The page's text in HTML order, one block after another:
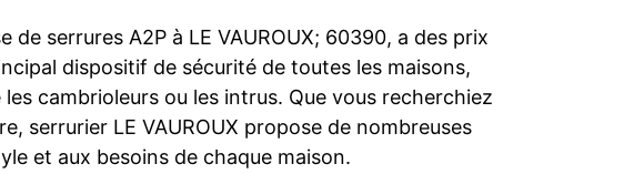
de serrures A2P à LE VAUROUX; 60390, a des prix
dispositif de sécurité de toutes les maisons,
cambrioleurs ou les intrus. Que vous recherchiez
serrurier LE VAUROUX propose de nombreuses
et aux besoins de chaque maison.